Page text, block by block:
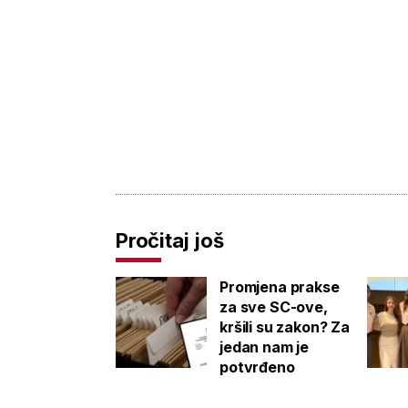
Pročitaj još
Promjena prakse
za sve SC-ove,
kršili su zakon? Za
jedan nam je
potvrđeno